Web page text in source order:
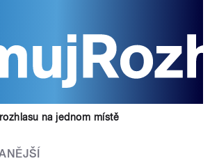
na jednom místě